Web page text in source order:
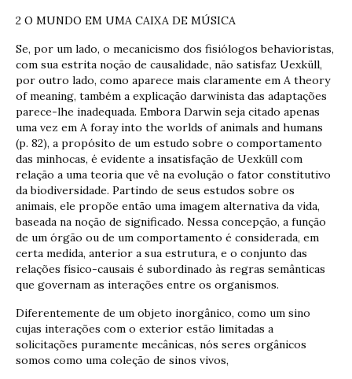
2 O MUNDO EM UMA CAIXA DE MÚSICA
Se, por um lado, o mecanicismo dos fisiólogos behavioristas,
com sua estrita noção de causalidade, não satisfaz Uexküll,
por outro lado, como aparece mais claramente em A theory
of meaning, também a explicação darwinista das adaptações
parece-lhe inadequada. Embora Darwin seja citado apenas
uma vez em A foray into the worlds of animals and humans
(p. 82), a propósito de um estudo sobre o comportamento
das minhocas, é evidente a insatisfação de Uexküll com
relação a uma teoria que vê na evolução o fator constitutivo
da biodiversidade. Partindo de seus estudos sobre os
animais, ele propõe então uma imagem alternativa da vida,
baseada na noção de significado. Nessa concepção, a função
de um órgão ou de um comportamento é considerada, em
certa medida, anterior a sua estrutura, e o conjunto das
relações físico-causais é subordinado às regras semânticas
que governam as interações entre os organismos.
Diferentemente de um objeto inorgânico, como um sino
cujas interações com o exterior estão limitadas a
solicitações puramente mecânicas, nós seres orgânicos
somos como uma coleção de sinos vivos,